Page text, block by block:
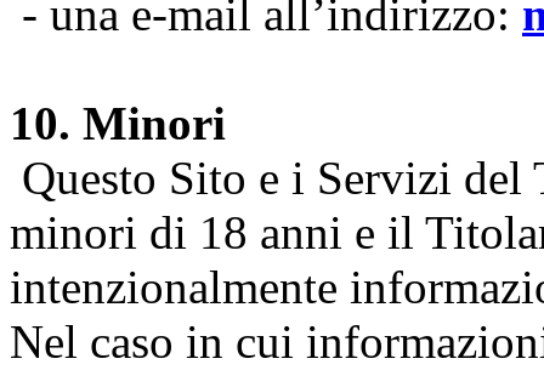
- una e-mail all’indirizzo:
10. Minori
Questo Sito e i Servizi del
minori di 18 anni e il
intenzionalmente
Nel caso in cui